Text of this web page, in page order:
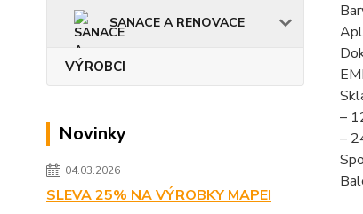
SANACE A RENOVACE
VÝROBCI
Novinky
04.03.2026
SLEVA 25% NA VÝROBKY MAPEI
–
–